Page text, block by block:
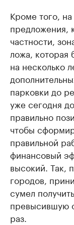
Кроме того,
предложения,
частности,
ложа, которая
на несколько
парковки до
уже сегодня
правильно
чтобы
правильной
финансовый
высокий. Так,
городов,
сумел
превысившую
раз.